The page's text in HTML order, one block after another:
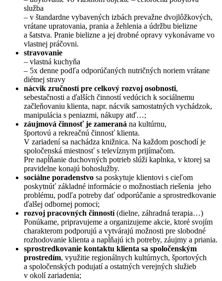
služba
– v štandardne vybavených izbách prevažne dvojlôžkových,
vrátane upratovania, prania a žehlenia a údržbu bielizne
a šatstva. Pranie bielizne a jej drobné opravy vykonávame vo
vlastnej práčovni.
stravovanie
– vlastná kuchyňa
– 5x denne podľa odporúčaných nutričných noriem vrátane
diétnej stravy
nácvik zručností pre celkový rozvoj osobnosti,
sebestačnosti a ďalších činností vedúcich k sociálnemu
začleňovaniu klienta, napr. nácvik samostatných vychádzok,
manipulácia s peniazmi, nákupy atď…;
záujmová činnosť je zameraná na kultúrnu,
športovú a rekreačnú činnosť klienta.
V zariadení sa nachádza knižnica. Na každom poschodí je
spoločenská miestnosť s televíznym prijímačom.
Pre napĺňanie duchovných potrieb slúži kaplnka, v ktorej sa
pravidelne konajú bohoslužby.
sociálne poradenstvo sa poskytuje klientovi s cieľom
poskytnúť základné informácie o možnostiach riešenia jeho
problému, podľa potreby dať odporúčanie a sprostredkovanie
ďalšej odbornej pomoci;
rozvoj pracovných činností(dielne, záhradná terapia…)
Ponúkame, pripravujeme a organizujeme akcie, ktoré svojím
charakterom podporujú a vytvárajú možnosti pre slobodné
rozhodovanie klienta a napĺňajú ich potreby, záujmy a priania.
sprostredkovanie kontaktu klienta sa spoločenským
prostredím, využitie regionálnych kultúrnych, športových
a spoločenských podujatí a ostatných verejných služieb
v okolí zariadenia;